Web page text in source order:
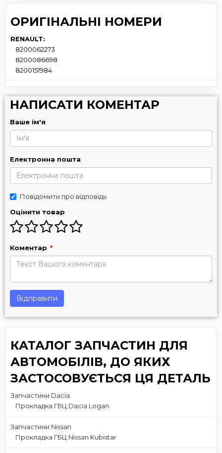
ОРИГІНАЛЬНІ НОМЕРИ
RENAULT:
8200062273
8200086698
8200151984
НАПИСАТИ КОМЕНТАР
Ваше ім'я
Електронна пошта
Повідомити про відповідь
Оцінити товар
Коментар *
Відправити
КАТАЛОГ ЗАПЧАСТИН ДЛЯ
АВТОМОБІЛІВ, ДО ЯКИХ
ЗАСТОСОВУЄТЬСЯ ЦЯ ДЕТАЛЬ
Запчастини Dacia
Прокладка ГБЦ Dacia Logan
Запчастини Nissan
Прокладка ГБЦ Nissan Kubistar